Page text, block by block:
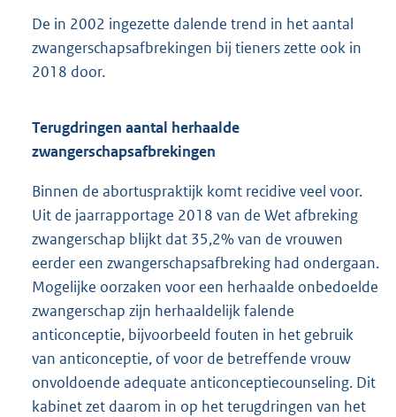
De in 2002 ingezette dalende trend in het aantal
zwangerschapsafbrekingen bij tieners zette ook in
2018 door.
Terugdringen aantal herhaalde
zwangerschapsafbrekingen
Binnen de abortuspraktijk komt recidive veel voor.
Uit de jaarrapportage 2018 van de Wet afbreking
zwangerschap blijkt dat 35,2% van de vrouwen
eerder een zwangerschapsafbreking had ondergaan.
Mogelijke oorzaken voor een herhaalde onbedoelde
zwangerschap zijn herhaaldelijk falende
anticonceptie, bijvoorbeeld fouten in het gebruik
van anticonceptie, of voor de betreffende vrouw
onvoldoende adequate anticonceptiecounseling. Dit
kabinet zet daarom in op het terugdringen van het